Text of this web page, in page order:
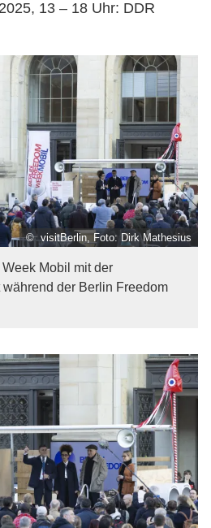
© visitBerlin, Foto: Dirk Mathesius
Mobil mit der
der Berlin Freedom
13 – 18 Uhr: DDR